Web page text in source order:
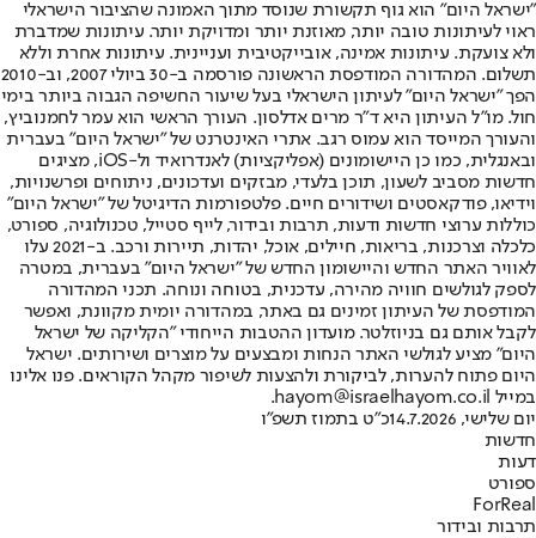
"ישראל היום" הוא גוף תקשורת שנוסד מתוך האמונה שהציבור הישראלי
ראוי לעיתונות טובה יותר, מאוזנת יותר ומדויקת יותר. עיתונות שמדברת
ולא צועקת. עיתונות אמינה, אובייקטיבית ועניינית. עיתונות אחרת וללא
תשלום. המהדורה המודפסת הראשונה פורסמה ב-30 ביולי 2007, וב-2010
הפך "ישראל היום" לעיתון הישראלי בעל שיעור החשיפה הגבוה ביותר בימי
חול. מו"ל העיתון היא ד"ר מרים אדלסון. העורך הראשי הוא עמר לחמנוביץ,
והעורך המייסד הוא עמוס רגב. אתרי האינטרנט של "ישראל היום" בעברית
ובאנגלית, כמו כן היישומונים (אפליקציות) לאנדרואיד ול-iOS, מציגים
חדשות מסביב לשעון, תוכן בלעדי, מבזקים ועדכונים, ניתוחים ופרשנויות,
וידיאו, פודקאסטים ושידורים חיים. פלטפורמות הדיגיטל של "ישראל היום"
כוללות ערוצי חדשות ודעות, תרבות ובידור, לייף סטייל, טכנולוגיה, ספורט,
כלכלה וצרכנות, בריאות, חיילים, אוכל, יהדות, תיירות ורכב. ב-2021 עלו
לאוויר האתר החדש והיישומון החדש של "ישראל היום" בעברית, במטרה
לספק לגולשים חוויה מהירה, עדכנית, בטוחה ונוחה. תכני המהדורה
המודפסת של העיתון זמינים גם באתר, במהדורה יומית מקוונת, ואפשר
לקבל אותם גם בניוזלטר. מועדון ההטבות הייחודי "הקליקה של ישראל
היום" מציע לגולשי האתר הנחות ומבצעים על מוצרים ושירותים. ישראל
היום פתוח להערות, לביקורת ולהצעות לשיפור מקהל הקוראים. פנו אלינו
במייל hayom@israelhayom.co.il.
יום שלישי, 14.7.2026
כ"ט בתמוז תשפ"ו
חדשות
דעות
ספורט
ForReal
תרבות ובידור